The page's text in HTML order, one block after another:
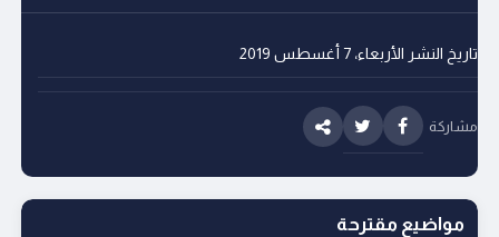
تاريخ النشر الأربعاء، 7 أغسطس 2019
مشاركة
مواضيع مقترحة